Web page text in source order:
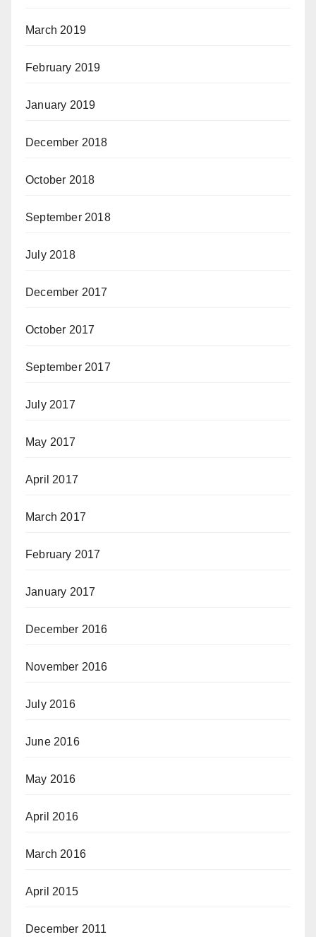
March 2019
February 2019
January 2019
December 2018
October 2018
September 2018
July 2018
December 2017
October 2017
September 2017
July 2017
May 2017
April 2017
March 2017
February 2017
January 2017
December 2016
November 2016
July 2016
June 2016
May 2016
April 2016
March 2016
April 2015
December 2011